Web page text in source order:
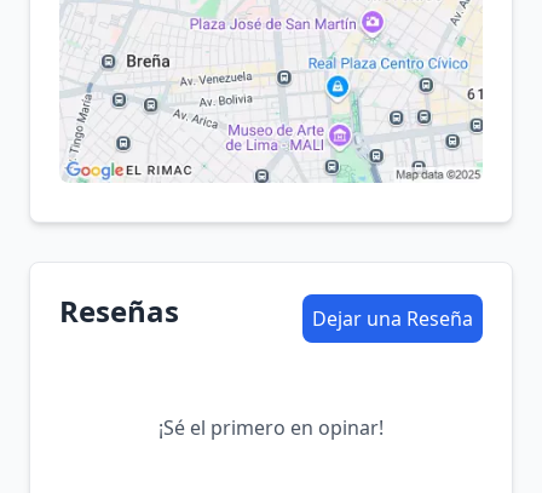
Reseñas Dejar una Reseña
¡Sé el primero en opinar!